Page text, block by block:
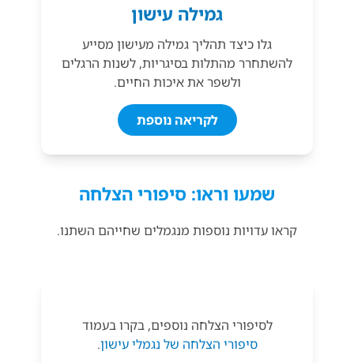
גמילה עישון
גלו כיצד תהליך גמילה מעישון מסייע
להשתחרר מהתלות בסיגריות, לשנות הרגלים
ולשפר את איכות החיים.
לקריאה נוספת
שמעו וראו: סיפורי הצלחה
קראו עדויות נוספות מנגמלים שחייהם השתנו.
לסיפורי הצלחה נוספים, בקרו בעמוד
סיפורי הצלחה של נגמלי עישון.